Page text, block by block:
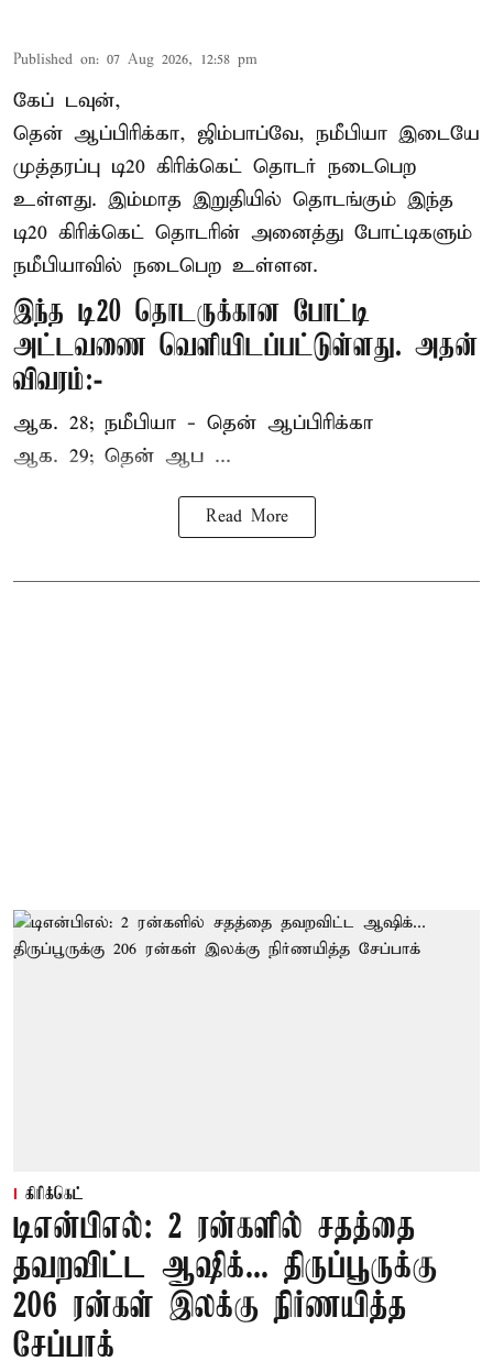
Published on: 07 Aug 2026, 12:58 pm
கேப் டவுன்,
தென் ஆப்பிரிக்கா, ஜிம்பாப்வே, நமீபியா இடையே
முத்தரப்பு டி20 கிரிக்கெட் தொடர் நடைபெற
உள்ளது. இம்மாத இறுதியில் தொடங்கும் இந்த
டி20 கிரிக்கெட் தொடரின் அனைத்து போட்டிகளும்
நமீபியாவில் நடைபெற உள்ளன.
இந்த டி20 தொடருக்கான போட்டி
அட்டவணை வெளியிடப்பட்டுள்ளது. அதன்
விவரம்:-
ஆக. 28; நமீபியா - தென் ஆப்பிரிக்கா
ஆக. 29; தென் ஆப ...
Read More
கிரிக்கெட்
டிஎன்பிஎல்: 2 ரன்களில் சதத்தை
தவறவிட்ட ஆஷிக்... திருப்பூருக்கு
206 ரன்கள் இலக்கு நிர்ணயித்த
சேப்பாக்